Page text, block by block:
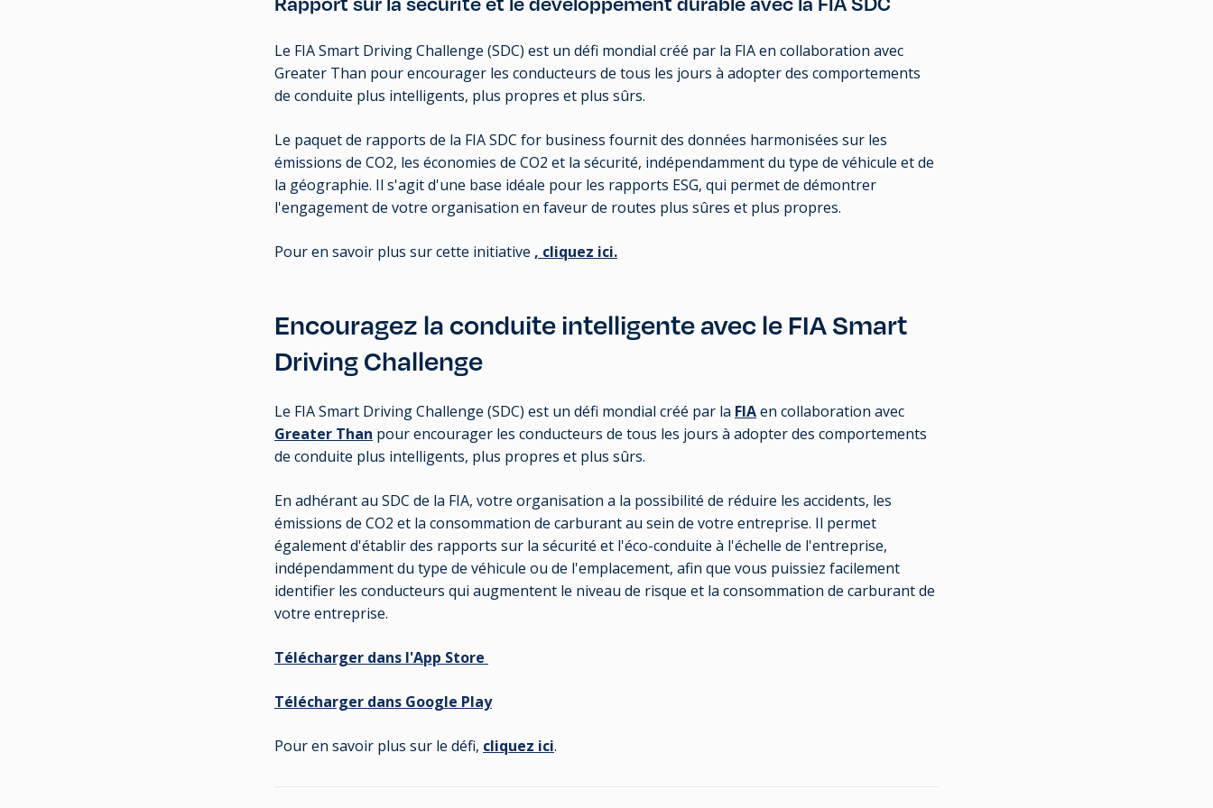
Le FIA Smart Driving Challenge (SDC) est un défi mondial créé par la FIA en collaboration avec
Greater Than pour encourager les conducteurs de tous les jours à adopter des comportements
de conduite plus intelligents, plus propres et plus sûrs.
Le paquet de rapports de la FIA SDC for business fournit des données harmonisées sur les
émissions de CO2, les économies de CO2 et la sécurité, indépendamment du type de véhicule et de
la géographie. Il s'agit d'une base idéale pour les rapports ESG, qui permet de démontrer
l'engagement de votre organisation en faveur de routes plus sûres et plus propres.
Pour en savoir plus sur cette initiative , cliquez ici.
Encouragez la conduite intelligente avec le FIA Smart
Driving Challenge
Le FIA Smart Driving Challenge (SDC) est un défi mondial créé par la FIAen collaboration avec
Greater Than pour encourager les conducteurs de tous les jours à adopter des comportements
de conduite plus intelligents, plus propres et plus sûrs.
En adhérant au SDC de la FIA, votre organisation a la possibilité de réduire les accidents, les
émissions de CO2 et la consommation de carburant au sein de votre entreprise. Il permet
également d'établir des rapports sur la sécurité et l'éco-conduite à l'échelle de l'entreprise,
indépendamment du type de véhicule ou de l'emplacement, afin que vous puissiez facilement
identifier les conducteurs qui augmentent le niveau de risque et la consommation de carburant de
votre entreprise.
Télécharger dans l'App Store
Télécharger dans Google Play
Pour en savoir plus sur le défi, cliquez ici.